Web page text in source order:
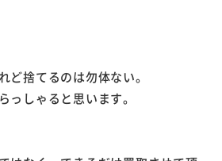
ど捨てるのは勿体ない。
っしゃると思います。